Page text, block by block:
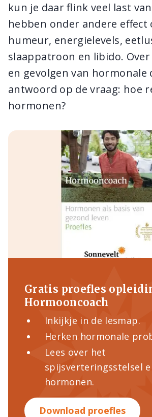
kun je daar flink veel last
hebben onder andere effect
humeur, energielevels,
slaappatroon en libido.
en gevolgen van hormonale
antwoord op de vraag: hoe
hormonen?
Gratis proefles
Hormooncoach
Inkijkje in de lesmap.
Herken hormonale
Lees over het
spijsverteringsstelsel
hormonen.
Download proefles